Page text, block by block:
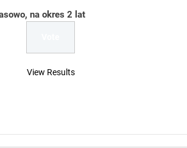
na okres 2 lat
View Results